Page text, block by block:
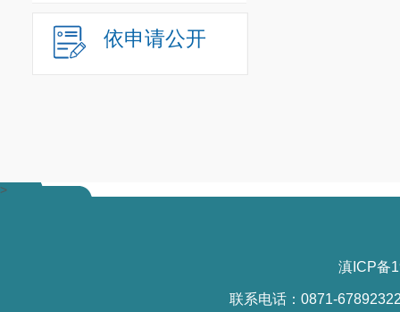
依申请公开
>
滇ICP备
联系电话：0871-